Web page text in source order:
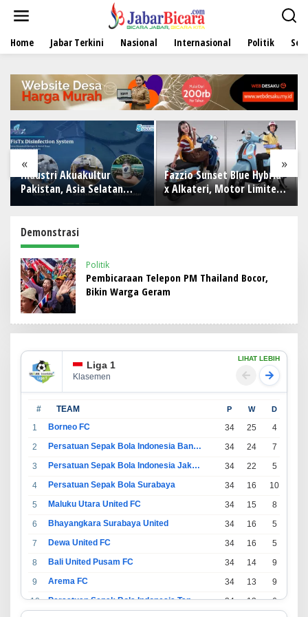
t
Home Jabar Terkini Nasional Internasional Politik
« »
Industri Akuakultur
Pakistan, Asia Selatan
hingga Timur Tengah
Terlengkap dari Indonesia
Fazzio Sunset Blue Hybrid
x Alkateri, Motor Limited
Edition Buat Nyempurnain
Demonstrasi
Politik
Pembicaraan Telepon PM Thailand Bocor,
Bikin Warga Geram
Liga 1
Klasemen
LIHAT LEBIH
# TEAM P W D
1 Borneo FC 34 25 4
2
Persatuan Sepak Bola Indonesia Bandung 34 24 7
3
Persatuan Sepak Bola Indonesia Jakarta 34 22 5
4
Persatuan Sepak Bola Surabaya 34 16 10
5
Maluku Utara United FC 34 15 8
6
Bhayangkara Surabaya United 34 16 5
7
Dewa United FC 34 16 5
8
Bali United Pusam FC 34 14 9
9
Arema FC 34 13 9
10
Persatuan Sepak Bola Indonesia Tangerang 34 13 6